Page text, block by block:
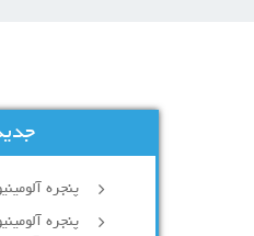
پنجره
پنجره